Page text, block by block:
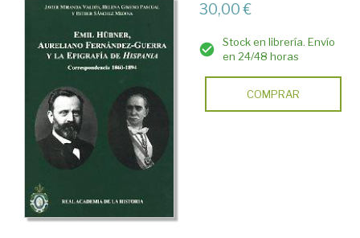
30,00 €
Stock en librería. Envío
en 24/48 horas
COMPRAR